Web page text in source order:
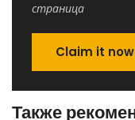
страница
Claim it
Также